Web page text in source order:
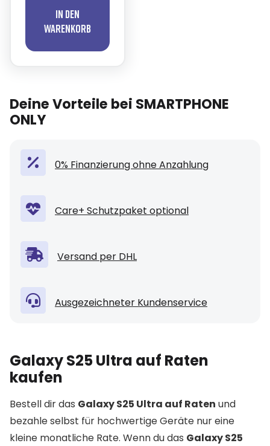
In den
Warenkorb
Deine Vorteile bei SMARTPHONE
ONLY
0% Finanzierung ohne Anzahlung
Care+ Schutzpaket optional
Versand per DHL
Ausgezeichneter Kundenservice
Galaxy S25 Ultra auf Raten
kaufen
Bestell dir das Galaxy S25 Ultra auf Raten und
bezahle selbst für hochwertige Geräte nur eine
kleine monatliche Rate. Wenn du das Galaxy S25